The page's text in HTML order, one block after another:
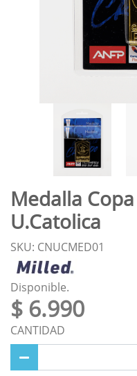
Medalla
U.Catolica
SKU: CNUCMED01
Disponible.
$ 6.990
CANTIDAD